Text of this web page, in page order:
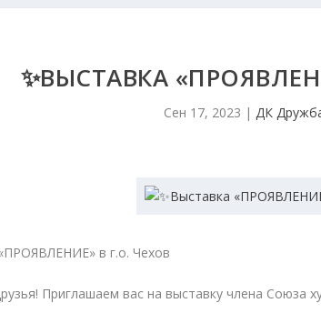
✨ВЫСТАВКА
Сен 17, 2023 | ДК
в г.о. Чехов
Приглашаем вас на выставку члена Союза